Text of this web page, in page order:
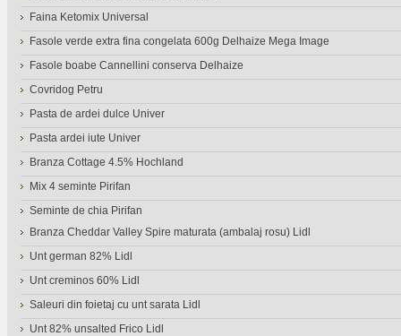
Faina Ketomix Universal
Fasole verde extra fina congelata 600g Delhaize Mega Image
Fasole boabe Cannellini conserva Delhaize
Covridog Petru
Pasta de ardei dulce Univer
Pasta ardei iute Univer
Branza Cottage 4.5% Hochland
Mix 4 seminte Pirifan
Seminte de chia Pirifan
Branza Cheddar Valley Spire maturata (ambalaj rosu) Lidl
Unt german 82% Lidl
Unt creminos 60% Lidl
Saleuri din foietaj cu unt sarata Lidl
Unt 82% unsalted Frico Lidl